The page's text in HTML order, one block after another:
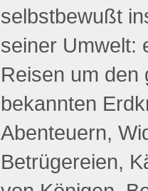
selbstbewußt
seiner Umwelt:
Reisen um den
bekannten
Abenteuern,
Betrügereien,